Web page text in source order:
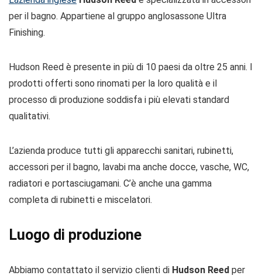
per il bagno. Appartiene al gruppo anglosassone Ultra
Finishing.
Hudson Reed è presente in più di 10 paesi da oltre 25 anni. I
prodotti offerti sono rinomati per la loro qualità e il
processo di produzione soddisfa i più elevati standard
qualitativi.
L’azienda produce tutti gli apparecchi sanitari, rubinetti,
accessori per il bagno, lavabi ma anche docce, vasche, WC,
radiatori e portasciugamani. C’è anche una gamma
completa di rubinetti e miscelatori.
Luogo di produzione
Abbiamo contattato il servizio clienti di Hudson Reed per